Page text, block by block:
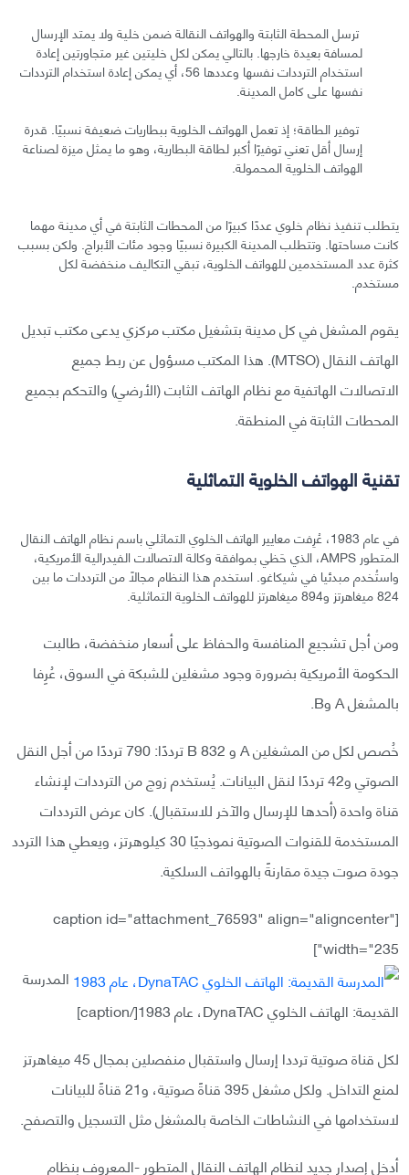
ترسل المحطة الثابتة والهواتف النقالة ضمن خلية ولا يمتد الإرسال
لمسافة بعيدة خارجها. بالتالي يمكن لكل خليتين غير متجاورتين إعادة
استخدام الترددات نفسها وعددها 56، أي يمكن إعادة استخدام الترددات
نفسها على كامل المدينة.
توفير الطاقة؛ إذ تعمل الهواتف الخلوية ببطاريات ضعيفة نسبيًا. قدرة
إرسال أقل تعني توفيرًا أكبر لطاقة البطارية، وهو ما يمثل ميزة لصناعة
الهواتف الخلوية المحمولة.
يتطلب تنفيذ نظام خلوي عددًا كبيرًا من المحطات الثابتة في أي مدينة مهما
كانت مساحتها. وتتطلب المدينة الكبيرة نسبيًا وجود مئات الأبراج. ولكن بسبب
كثرة عدد المستخدمين للهواتف الخلوية، تبقي التكاليف منخفضة لكل
مستخدم.
يقوم المشغل في كل مدينة بتشغيل مكتب مركزي يدعى مكتب تبديل
الهاتف النقال (MTSO). هذا المكتب مسؤول عن ربط جميع
الاتصالات الهاتفية مع نظام الهاتف الثابت (الأرضي) والتحكم بجميع
المحطات الثابتة في المنطقة.
تقنية الهواتف الخلوية التماثلية
في عام 1983، عُرِفت معايير الهاتف الخلوي التماثلي باسم نظام الهاتف النقال
المتطور AMPS، الذي حَظي بموافقة وكالة الاتصالات الفيدرالية الأمريكية،
واستُخدم مبدئيا في شيكاغو. استخدم هذا النظام مجالًا من الترددات ما بين
824 ميغاهرتز و894 ميغاهرتز للهواتف الخلوية التماثلية.
ومن أجل تشجيع المنافسة والحفاظ على أسعار منخفضة، طالبت
الحكومة الأمريكية بضرورة وجود مشغلين للشبكة في السوق، عُرِفا
بالمشغل A وB.
خُصص لكل من المشغلين A و B 832 ترددًا: 790 ترددًا من أجل النقل
الصوتي و42 ترددًا لنقل البيانات. يُستخدم زوج من الترددات لإنشاء
قناة واحدة (أحدها للإرسال والآخر للاستقبال). كان عرض الترددات
المستخدمة للقنوات الصوتية نموذجيًا 30 كيلوهرتز، ويعطي هذا التردد
جودة صوت جيدة مقارنةً بالهواتف السلكية.
[caption id="attachment_76593" align="aligncenter"
width="235"]
المدرسة
القديمة: الهاتف الخلوي DynaTAC، عام 1983[/caption]
لكل قناة صوتية ترددا إرسال واستقبال منفصلين بمجال 45 ميغاهرتز
لمنع التداخل. ولكل مشغل 395 قناةً صوتية، و21 قناةً للبيانات
لاستخدامها في النشاطات الخاصة بالمشغل مثل التسجيل والتصفح.
أدخل إصدار جديد لنظام الهاتف النقال المتطور -المعروف بنظام